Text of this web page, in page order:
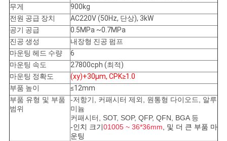
SHOPPING
ON
LINE
사
이
무게
900kg
전원 공급 장치
AC220V (50Hz, 단상), 3kW
공기 공급
0.5MPa ~0.7MPa
진공 생성
내장형 진공 펌프
마운팅 헤드 수량
6
마운팅 속도
27800cph (최적)
마운팅 정확도
(xy)+30μm, CPK≥1.0
부품 높이
≤12mm
부품 유형 및 부품
범위
-저항기, 커패시터 제외, 원통형 다이오드, 알루
미늄
커패시터, SOT, SOP, QFP, QFN, BGA 등
-인치 크기01005 ~ 36*36mm, 및 더 큰 부품 마
운팅